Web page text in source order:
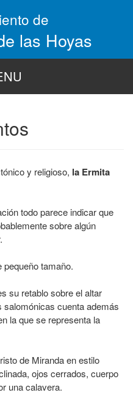
de
las Hoyas
y religioso, la Ermita
todo parece indicar que
sobre algún
tamaño.
su retablo sobre el altar
cuenta además
la que se representa la
de Miranda en estilo
ojos cerrados, cuerpo
una calavera.